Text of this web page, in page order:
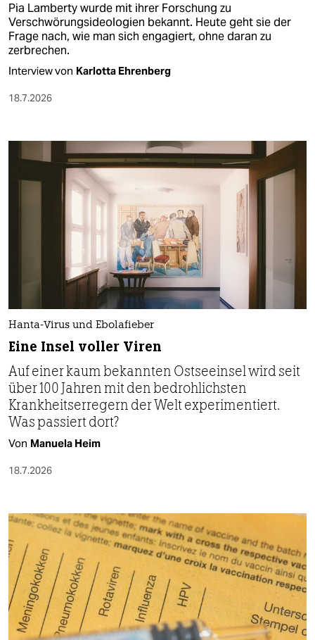
Pia Lamberty wurde mit ihrer Forschung zu
Verschwörungsideologien bekannt. Heute geht sie der
Frage nach, wie man sich engagiert, ohne daran zu
zerbrechen.
Interview von Karlotta Ehrenberg
18.7.2026
Hanta-Virus und Ebolafieber
Eine Insel voller Viren
Auf einer kaum bekannten Ostseeinsel wird seit
über 100 Jahren mit den bedrohlichsten
Krankheitserregern der Welt experimentiert.
Was passiert dort?
Von Manuela Heim
18.7.2026